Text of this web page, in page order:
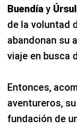
Buendía y
de la voluntad
abandonan su
viaje en busca
Entonces,
aventureros,
fundación de